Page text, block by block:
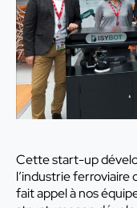
Cette start-up
l’industrie
fait appel à nos